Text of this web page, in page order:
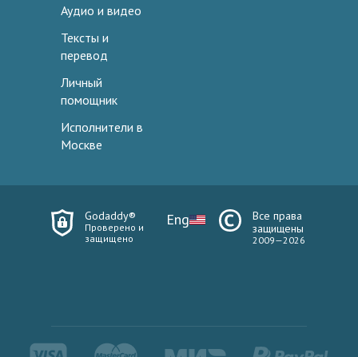
Аудио и видео
Тексты и
перевод
Личный
помощник
Исполнители в
Москве
Godaddy®
Проверено и
защищено
Eng
Все права
защищены
2009—2026